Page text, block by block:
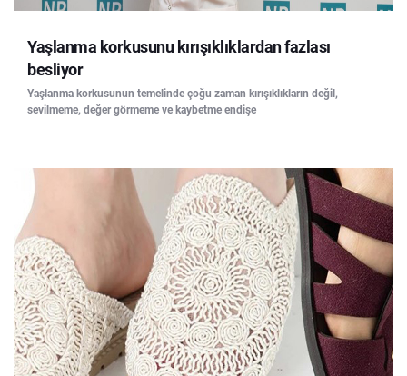
Yaşlanma korkusunu kırışıklıklardan fazlası
besliyor
Yaşlanma korkusunun temelinde çoğu zaman kırışıklıkların değil,
sevilmeme, değer görmeme ve kaybetme endişe